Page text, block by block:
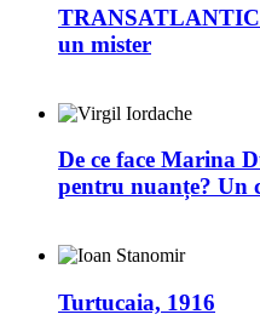
un mister
De ce face Marina
pentru nuanțe? Un
Turtucaia, 1916